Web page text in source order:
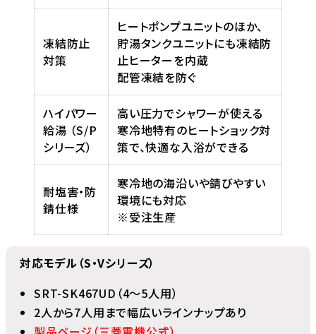
凍結防止
対策
ヒートポンプユニットのほか、
貯湯タンクユニットにも凍結防
止ヒーターを内蔵
配管凍結を防ぐ
ハイパワー
給湯 （S/P
シリーズ）
高い圧力でシャワーが使える
寒冷地特有のヒートショック対
策で、快適な入浴ができる
耐塩害・防
錆仕様
寒冷地の海沿いや錆びやすい
環境にも対応
※受注生産
対応モデル（S・Vシリーズ）
SRT-SK467UD（4～5人用）
2人から7人用まで幅広いラインナップあり